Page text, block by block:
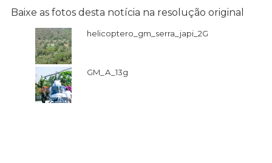
Baixe as fotos desta notícia na resolução original
helicoptero_gm_serra_japi_2G
GM_A_13g